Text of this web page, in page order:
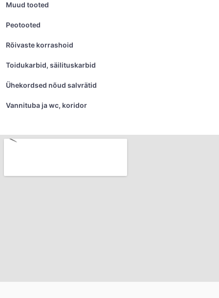
Muud tooted
Peotooted
Rõivaste korrashoid
Toidukarbid, säilituskarbid
Ühekordsed nõud salvrätid
Vannituba ja wc, koridor